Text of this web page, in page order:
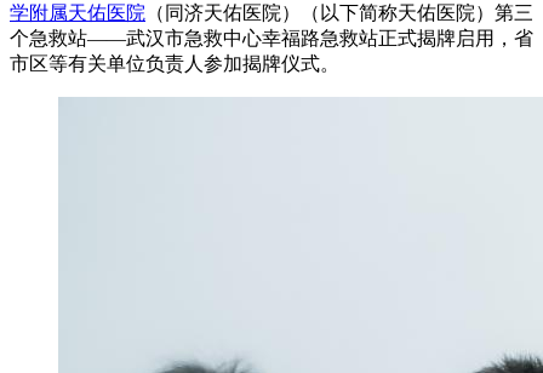
学附属天佑医院 （同济天佑医院）（以下简称天佑医院）第三
个急救站——武汉市急救中心幸福路急救站正式揭牌启用，省
市区等有关单位负责人参加揭牌仪式。